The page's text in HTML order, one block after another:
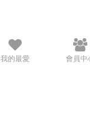
我的最愛 會員中